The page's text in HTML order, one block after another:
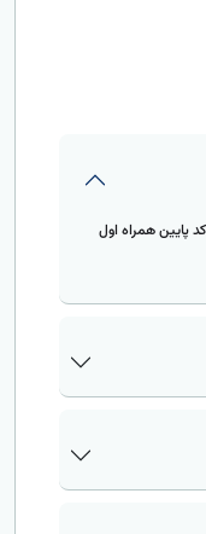
کد پایین همراه اول